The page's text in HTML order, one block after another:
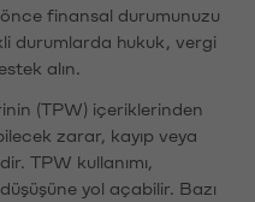
finansal durumunuzu
durumlarda hukuk, vergi
alın.
(TPW) içeriklerinden
zarar, kayıp veya
TPW kullanımı,
yol açabilir. Bazı